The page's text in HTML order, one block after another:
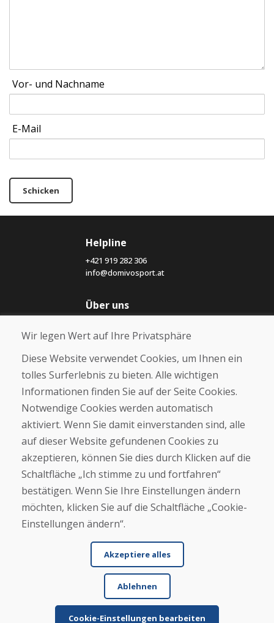
Vor- und Nachname
E-Mail
Schicken
Helpline
+421 919 282 306
info@domivosport.at
Über uns
Über uns
Kontakt
Kaufen
E-Shop
Geschäftsbedingungen
Zahlung
Beschwerde
Rückgabe und Umtausch von Waren
Cookies
© DOMIVOSPORT 2026, Alle Rechte vorbehalten
Wir legen Wert auf Ihre Privatsphäre
Diese Website verwendet Cookies, um Ihnen ein
tolles Surferlebnis zu bieten. Alle wichtigen
Informationen finden Sie auf der Seite Cookies.
Notwendige Cookies werden automatisch
aktiviert. Wenn Sie damit einverstanden sind, alle
auf dieser Website gefundenen Cookies zu
akzeptieren, können Sie dies durch Klicken auf die
Schaltfläche „Ich stimme zu und fortfahren“
bestätigen. Wenn Sie Ihre Einstellungen ändern
möchten, klicken Sie auf die Schaltfläche „Cookie-
Einstellungen ändern“.
Akzeptiere alles
Ablehnen
Cookie-Einstellungen bearbeiten